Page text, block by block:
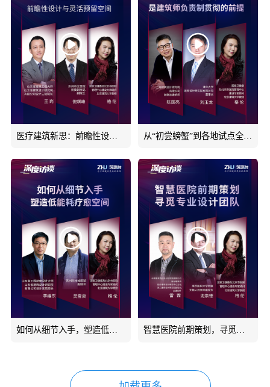
医疗建筑新思：前瞻性设计与灵活预留空间#深度访谈#筑医台 从“初尝螃蟹”到各地试点全面开花，建筑师负责制在我国的发展已八年有余，我们应如何看待建筑师负责制？又
如何从细节入手，塑造低能耗疗愈空间#绿色低碳#深度访谈#筑医台 智慧医院前期策划，寻觅专业设计团队#深度访谈#智慧医院#筑医台